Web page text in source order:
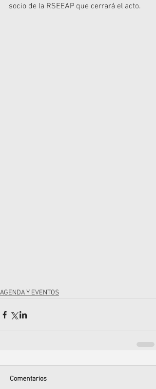
socio de la RSEEAP que cerrará el acto.
AGENDA Y EVENTOS
Comentarios